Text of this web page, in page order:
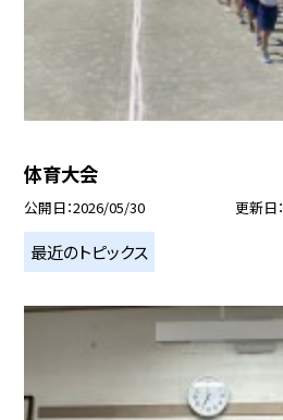
体育大会
公開日 2026/05/30 更新日
最近のトピックス